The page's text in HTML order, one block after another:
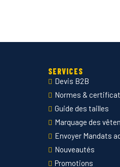
SERVICES
Devis B2B
Normes &
Guide des tailles
Marquage des
Envoyer Mandats
Nouveautés
Promotions